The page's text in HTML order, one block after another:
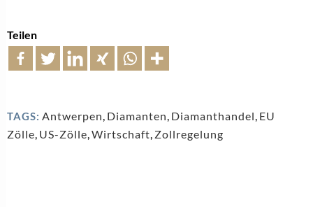
Teilen
TAGS: Antwerpen, Diamanten, Diamanthandel, EU
Zölle, US-Zölle,Wirtschaft, Zollregelung